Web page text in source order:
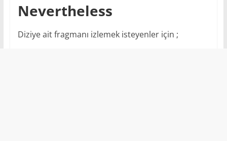
Nevertheless
Diziye ait fragmanı izlemek isteyenler için ;